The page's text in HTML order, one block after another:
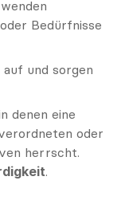
Bedürfnisse
auf und sorgen
denen eine
oder
herrscht.
.